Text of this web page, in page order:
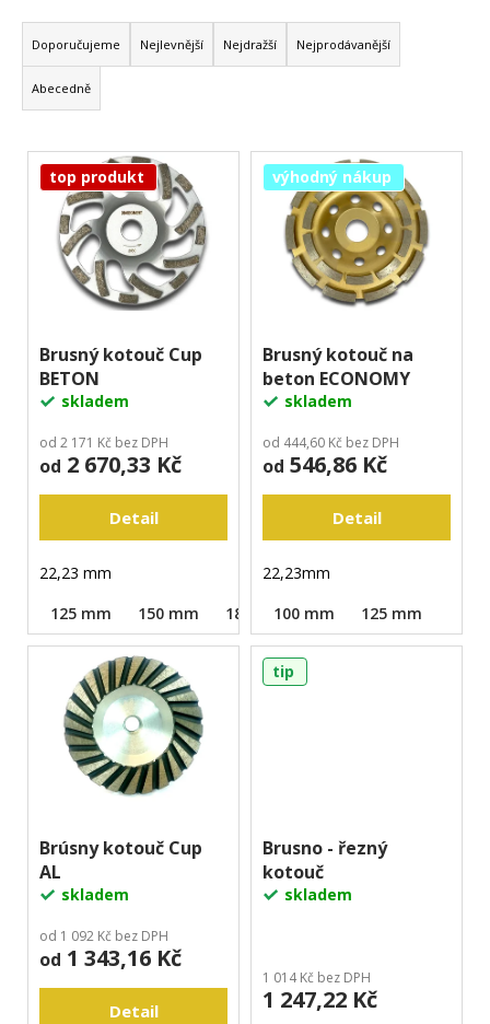
Ř
a
z
e
í
Doporučujeme Nejlevnější Nejdražší Nejprodávanější
Abecedně
V
top produkt
Brusný kotouč Cup
BETON
skladem
od 2 171 Kč bez DPH
od 2 670,33 Kč
Detail
22,23 mm
125 mm
150 mm 180 mm
výhodný nákup
Brusný kotouč na
beton ECONOMY
skladem
od 444,60 Kč bez DPH
od 546,86 Kč
Detail
22,23mm
100 mm
125 mm
Brúsny kotouč Cup
AL
skladem
od 1 092 Kč bez DPH
od 1 343,16 Kč
Detail
tip
Brusno - řezný
kotouč
skladem
1 014 Kč bez DPH
1 247,22 Kč
m
e